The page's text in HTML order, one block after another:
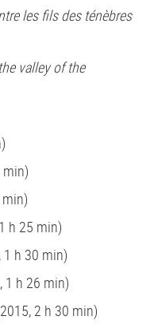
les fils des ténèbres
valley of the
min)
h 25 min)
1 h 30 min)
1 h 26 min)
2 h 30 min)